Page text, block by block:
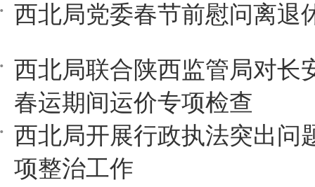
西北局党委春节前慰问离退
西北局联合陕西监管局对长
春运期间运价专项检查
西北局开展行政执法突出问
项整治工作